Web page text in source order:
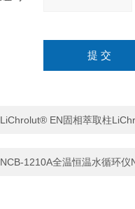
LiChrolut® EN固相萃取柱
NCB-1210A全温恒温水循环仪